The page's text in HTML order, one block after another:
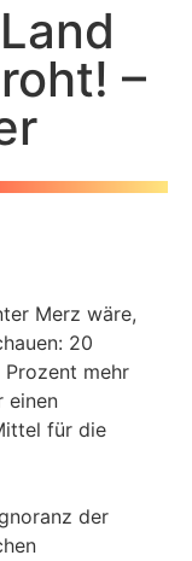
–
Merz wäre,
20
mehr
einen
für die
der